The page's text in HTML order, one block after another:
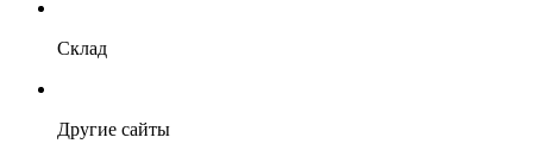
Склад
Другие сайты